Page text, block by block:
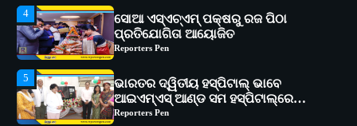
5
ଭାରତର ଦ୍ୱିତୀୟ ହସ୍ପିଟାଲ୍ ଭାବେ
ଆଇଏମ୍‌ଏସ୍ ଆଣ୍ଡ ସମ ହସ୍ପିଟାଲ୍‌ରେ
ଅତ୍ୟାଧୁନିକ ଡିଜିସ୍କାନର ସ୍ଥାପନ
Reporters Pen
1
ସୋଆ ପକ୍ଷରୁ ରାୱେ କାର୍ଯ୍ୟକ୍ରମ ଅଧୀନରେ
୧୧ଟି ଗ୍ରାମରେ ୧୬ଟି କୃଷକ ପ୍ରଶିକ୍ଷଣ
କାର୍ଯ୍ୟକ୍ରମ ଆୟୋଜିତ
Reporters Pen